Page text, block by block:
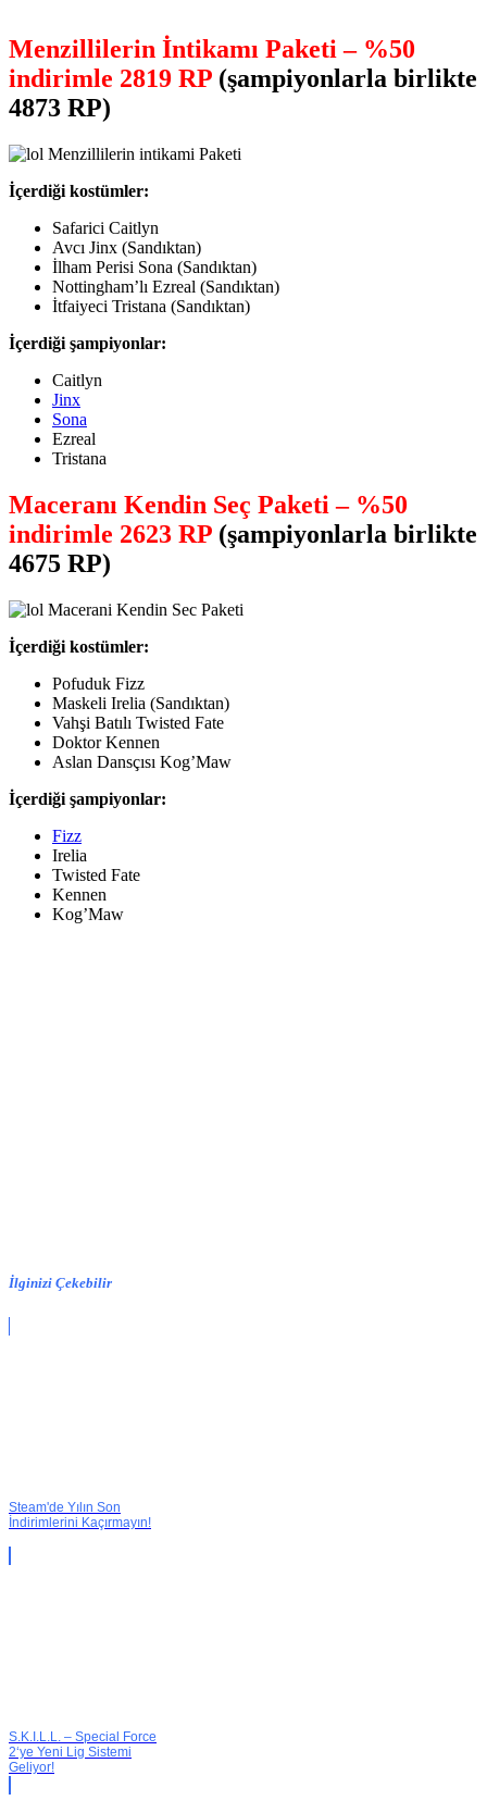
Menzillilerin İntikamı Paketi – %50
indirimle 2819 RP (şampiyonlarla birlikte
4873 RP)
İçerdiği kostümler:
Safarici Caitlyn
Avcı Jinx (Sandıktan)
İlham Perisi Sona (Sandıktan)
Nottingham’lı Ezreal (Sandıktan)
İtfaiyeci Tristana (Sandıktan)
İçerdiği şampiyonlar:
Caitlyn
Jinx
Sona
Ezreal
Tristana
Maceranı Kendin Seç Paketi – %50
indirimle 2623 RP (şampiyonlarla birlikte
4675 RP)
İçerdiği kostümler:
Pofuduk Fizz
Maskeli Irelia (Sandıktan)
Vahşi Batılı Twisted Fate
Doktor Kennen
Aslan Dansçısı Kog’Maw
İçerdiği şampiyonlar:
Fizz
Irelia
Twisted Fate
Kennen
Kog’Maw
İlginizi Çekebilir
Steam'de Yılın Son
İndirimlerini Kaçırmayın!
S.K.I.L.L. – Special Force
2‘ye Yeni Lig Sistemi
Geliyor!